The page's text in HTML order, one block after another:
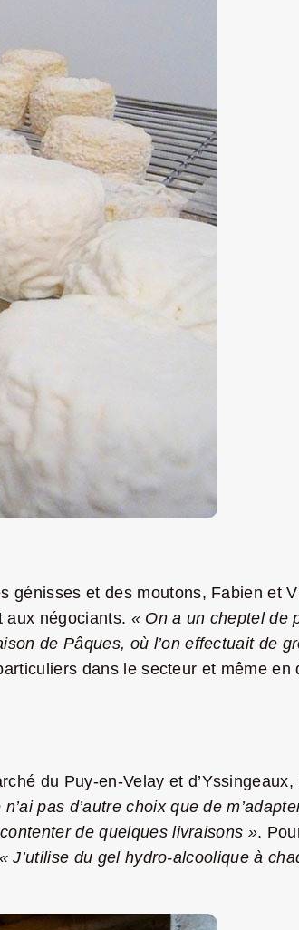
génisses et des moutons, Fabien et
aux négociants. « On a un cheptel de
de Pâques, où l’on effectuait de
dans le secteur et même en
du Puy-en-Velay et d’Yssingeaux,
n’ai pas d’autre choix que de
de quelques livraisons ».
« J’utilise du gel hydro-alcoolique à